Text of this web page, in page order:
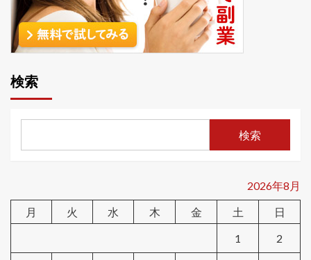
検索
検索
2026年8月
月
火 水 木 金 土
日
1
2